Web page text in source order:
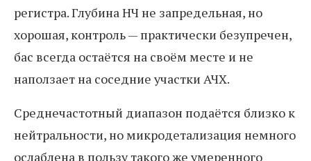
регистра. Глубина НЧ не запредельная, но
хорошая, контроль — практически безупречен,
бас всегда остаётся на своём месте и не
наползает на соседние участки АЧХ.
Среднечастотный диапазон подаётся близко к
нейтральности, но микродетализация немного
ослаблена в пользу такого же умеренного